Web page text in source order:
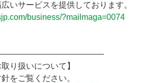
いサービスを提供しております。
business/?mailmaga=0074
り扱いについて】
をご覧ください。